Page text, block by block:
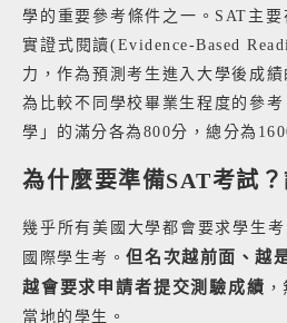
學的重要參考條件之一。SAT主要
實證式閱讀(Evidence-Based
力，作為預測考生進入大學後成
為比較不同學校畢業生程度的參
學」的滿分各為800分，總分為
為什麼要準備SAT考試？
幾乎所有美國大學都會要求學生
國際學生考。但名次越前面、越
越會要求申請者提交測驗成績
當地的學生。